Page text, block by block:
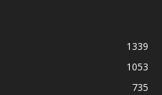
1339
1053
735